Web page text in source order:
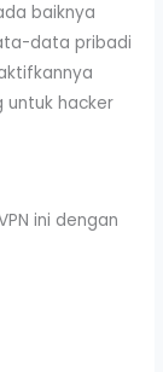
baiknya
data pribadi
untuk hacker
ini dengan